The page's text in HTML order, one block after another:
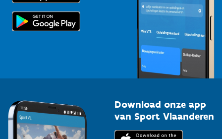
Topsporters
Download onze app
van Sport Vlaanderen